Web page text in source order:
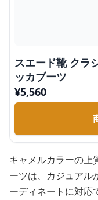
スエード靴 クラ
ッカブーツ
¥5,560
キャメルカラーの上
ーツは、カジュアル
ーディネートに対応